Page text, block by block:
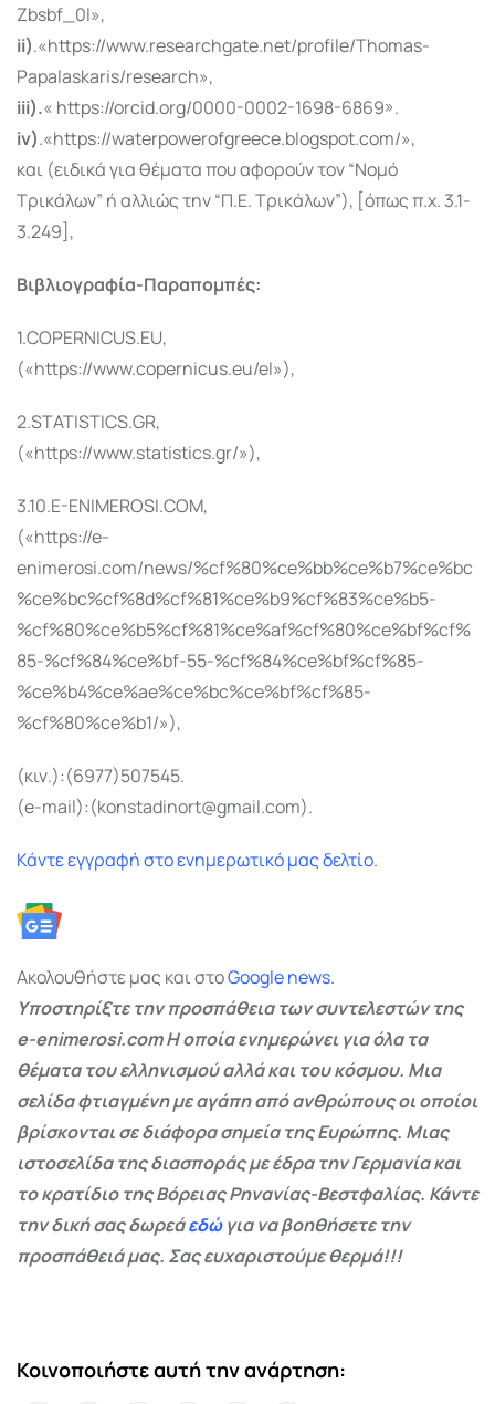
Zbsbf_0l»,
ii).«https://www.researchgate.net/profile/Thomas-
Papalaskaris/research»,
iii).« https://orcid.org/0000-0002-1698-6869».
iv).«https://waterpowerofgreece.blogspot.com/»,
και (ειδικά για θέματα που αφορούν τον “Νομό
Τρικάλων” ή αλλιώς την “Π.Ε. Τρικάλων”), [όπως π.χ. 3.1-
3.249],
Βιβλιογραφία-Παραπομπές:
1.COPERNICUS.EU,
(«https://www.copernicus.eu/el»),
2.STATISTICS.GR,
(«https://www.statistics.gr/»),
3.10.E-ENIMEROSI.COM,
(«https://e-
enimerosi.com/news/%cf%80%ce%bb%ce%b7%ce%bc
%ce%bc%cf%8d%cf%81%ce%b9%cf%83%ce%b5-
%cf%80%ce%b5%cf%81%ce%af%cf%80%ce%bf%cf%
85-%cf%84%ce%bf-55-%cf%84%ce%bf%cf%85-
%ce%b4%ce%ae%ce%bc%ce%bf%cf%85-
%cf%80%ce%b1/»),
(κιν.):(6977)507545.
(e-mail):(konstadinort@gmail.com).
Κάντε εγγραφή στο ενημερωτικό μας δελτίο.
Ακολουθήστε μας και στοGooglenews.
Υποστηρίξτε την προσπάθεια των συντελεστών της
e-enimerosi.com Η οποία ενημερώνει για όλα τα
θέματα του ελληνισμού αλλά και του κόσμου. Μια
σελίδα φτιαγμένη με αγάπη από ανθρώπους οι οποίοι
βρίσκονται σε διάφορα σημεία της Ευρώπης. Μιας
ιστοσελίδα της διασποράς με έδρα την Γερμανία και
το κρατίδιο της Βόρειας Ρηνανίας-Βεστφαλίας. Κάντε
την δική σας δωρεάεδώγια να βοηθήσετε την
προσπάθειά μας. Σας ευχαριστούμε θερμά!!!
Κοινοποιήστε αυτή την ανάρτηση: